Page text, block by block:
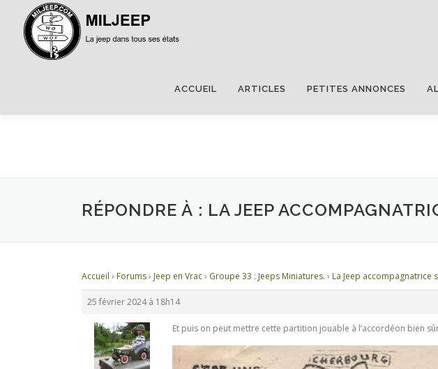
ACCUEIL ARTICLES PETITES ANNONCES
RÉPONDRE À : LA JEEP
Accueil › Forums› Jeep en Vrac› Groupe 33 : Jeeps Miniatures. › La Jeep accompagnatrice
25 février 2024 à 18h14
Et puis on peut mettre cette partition jouable à l’accordéon bien